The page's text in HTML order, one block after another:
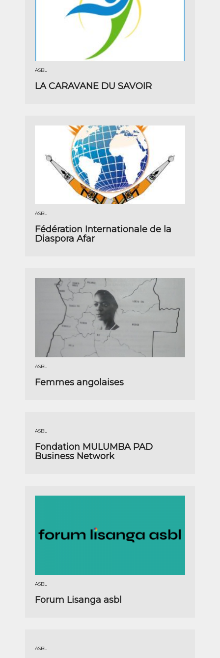
ASBL
LA CARAVANE DU SAVOIR
ASBL
Fédération Internationale de la
Diaspora Afar
ASBL
Femmes angolaises
ASBL
Fondation MULUMBA PAD
Business Network
ASBL
Forum Lisanga asbl
ASBL